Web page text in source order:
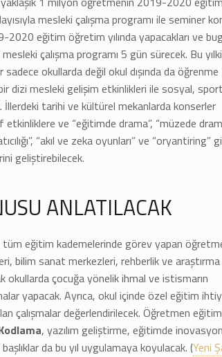
mesleki çalışma programı ile seminer
eğitim öğretim yılında yapacakları ve
çalışma programı 5 gün sürecek. Bu yılki
okullarda değil okul dışında da öğrenme
bir dizi mesleki gelişim etkinlikleri ile sosyal,
İllerdeki tarihi ve kültürel mekanlarda konserler
ve “eğitimde drama”, “müzede
“akıl ve zeka oyunları” ve “oryantiring”
geliştirebilecek.
ANLATILACAK
tüm eğitim kademelerinde görev yapan
bilim sanat merkezleri, rehberlik ve araştırma
okullarda çocuğa yönelik ihmal ve istismarın
yapacak. Ayrıca, okul içinde özel eğitim
çalışmalar değerlendirilecek. Öğretmen
, yazılım geliştirme, eğitimde
da bu yıl uygulamaya koyulacak. (Yeni